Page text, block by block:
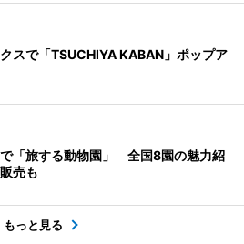
スで「TSUCHIYA KABAN」ポップア
「旅する動物園」 全国8園の魅力紹
売も
もっと見る